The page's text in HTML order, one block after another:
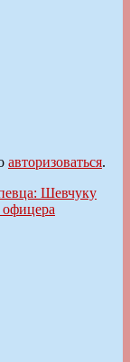
авторизоваться.
Шевчуку